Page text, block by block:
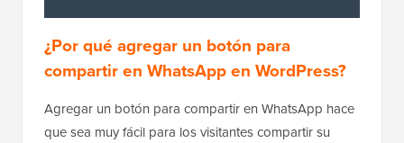
¿Por qué agregar un botón para
compartir en WhatsApp en WordPress?
Agregar un botón para compartir en WhatsApp hace
que sea muy fácil para los visitantes compartir su